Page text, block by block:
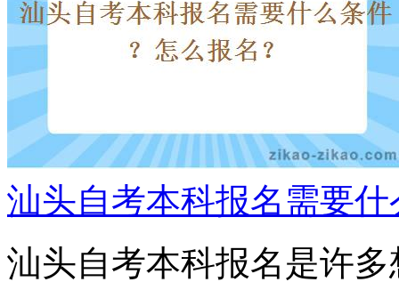
汕头自考本科报名需要
汕头自考本科报名是许